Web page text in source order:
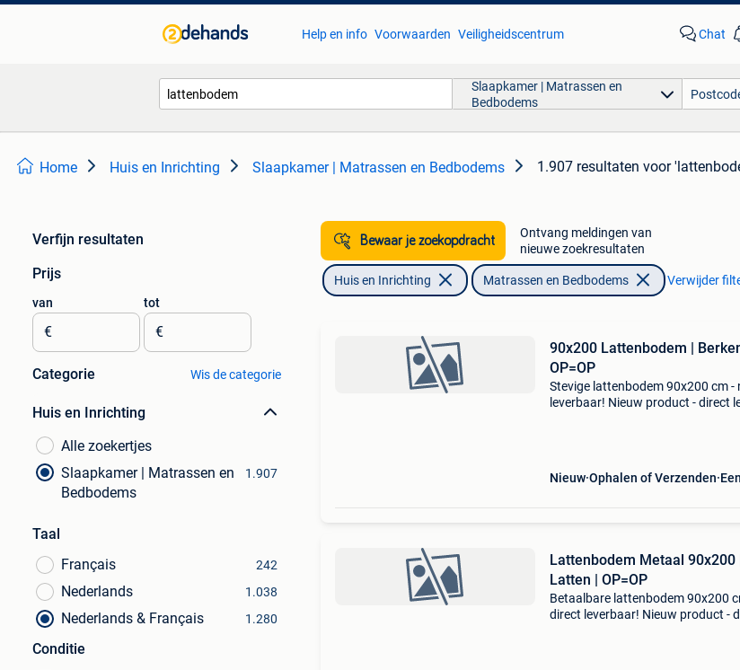
Help en info Voorwaarden Veiligheidscentrum Chat
Slaapkamer | Matrassen en
Bedbodems
Home Huis en Inrichting Slaapkamer | Matrassen en Bedbodems 1.907 resultaten voor
Verfijn resultaten
Prijs
van
€
tot
€
Categorie Wis de categorie
Huis en Inrichting
Alle zoekertjes
Slaapkamer | Matrassen en
Bedbodems
1.907
Taal
Français
242
Nederlands 1.038
Nederlands & Français 1.280
Conditie
Bewaar je zoekopdracht
Ontvang meldingen van
nieuwe zoekresultaten
Huis en Inrichting Matrassen en Bedbodems Verwijder
90x200 Lattenbodem |
OP=OP
Stevige lattenbodem 90x200 cm -
leverbaar! Nieuw product - direct
Nieuw Ophalen of Verzenden
Lattenbodem Metaal 90x200
Latten | OP=OP
Betaalbare lattenbodem 90x200
direct leverbaar! Nieuw product -